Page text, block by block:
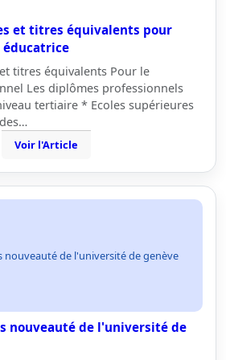
et titres équivalents pour
titres équivalents Pour le
Les diplômes professionnels
tertiaire * Ecoles supérieures
Voir l'Article
nouveauté de l'université de genève
nouveauté de l'université de